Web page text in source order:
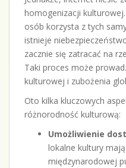
homogenizacji
osób korzysta z tych
istnieje
zacznie się zatracać na
Taki proces może
kulturowej i zubożenia
Oto kilka kluczowych
różnorodność kulturową:
Umożliwienie
lokalne kultury
międzynarodowej